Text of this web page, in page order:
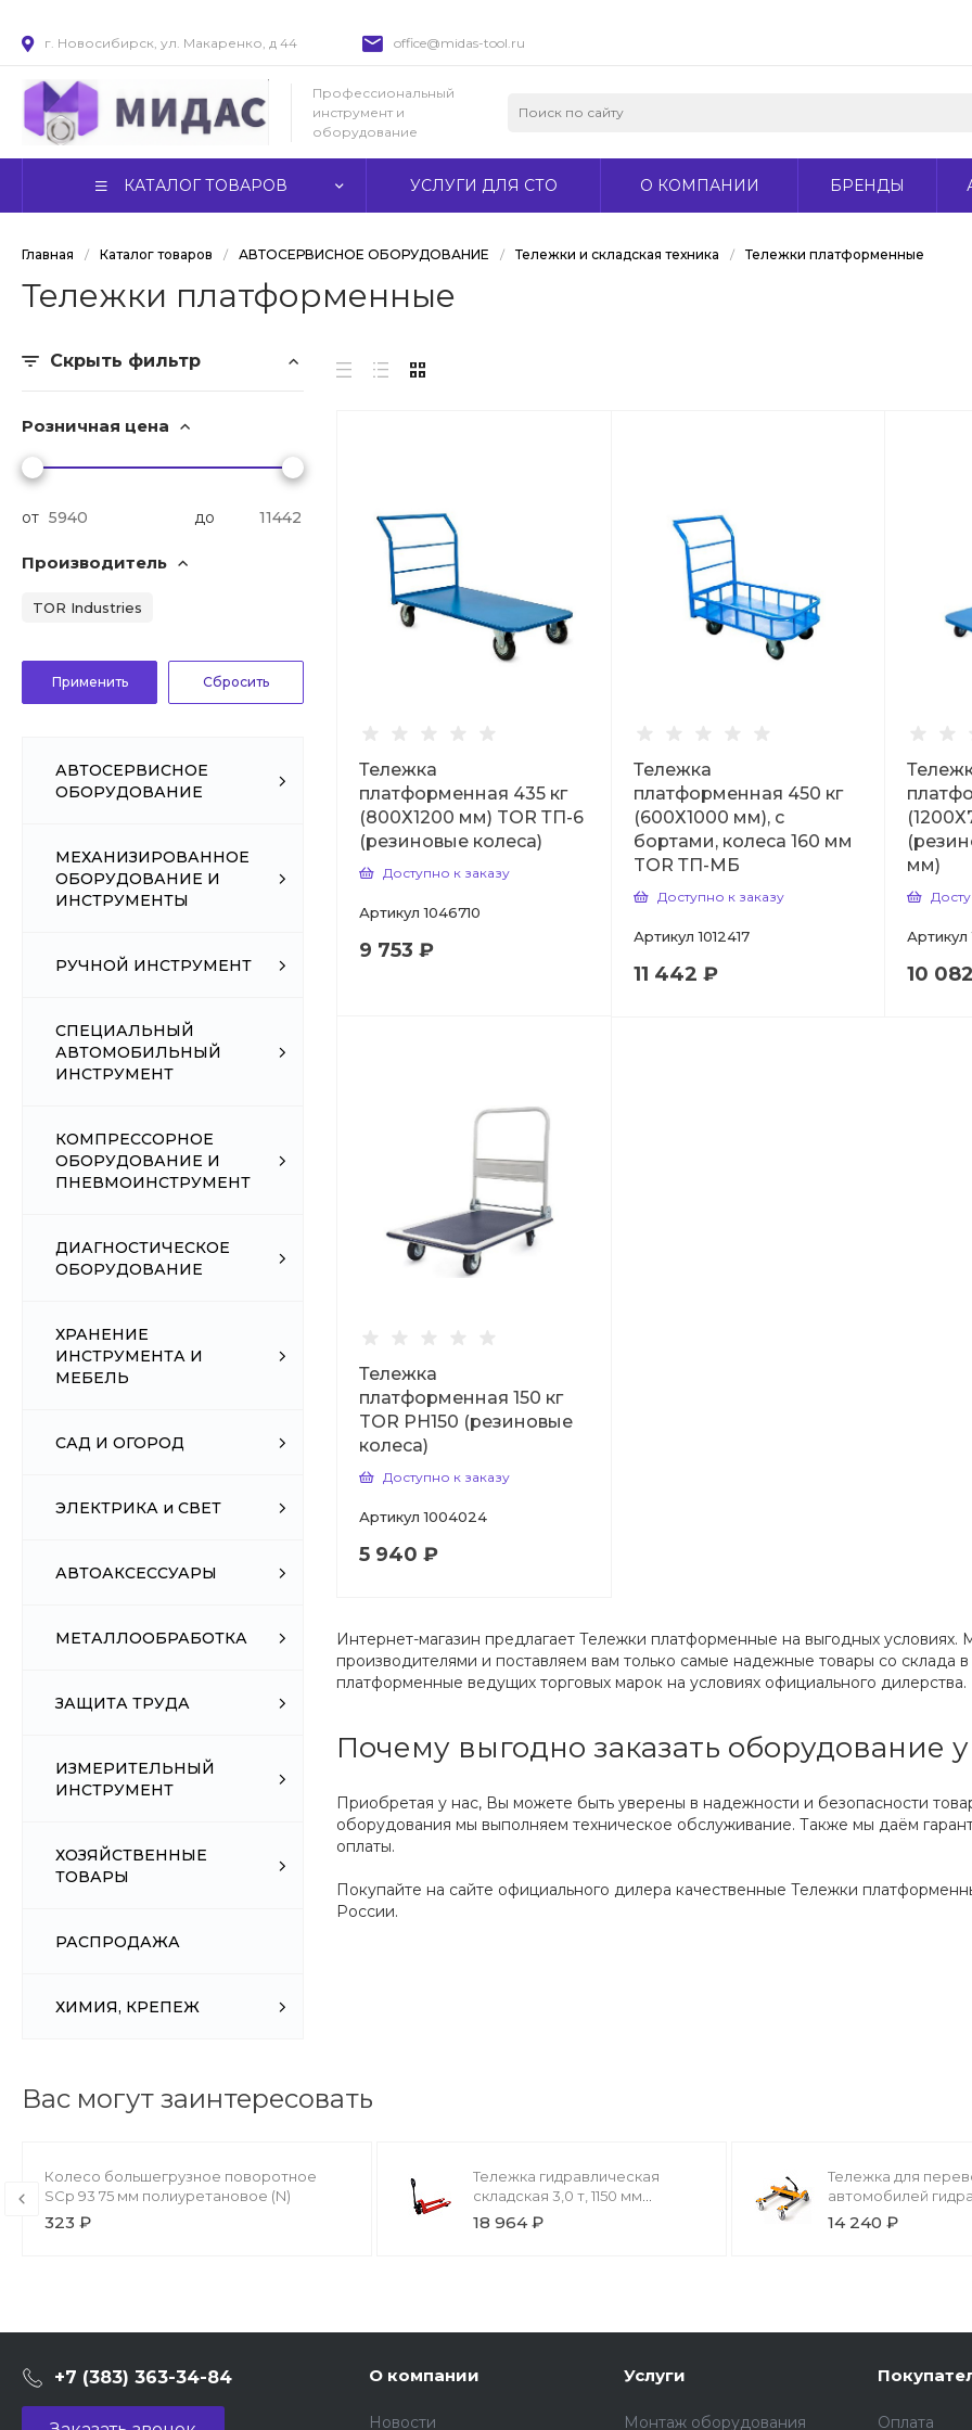
г. Новосибирск, ул. Макаренко, д 44 office@midas-tool.ru
Профессиональный
инструмент и
оборудование
КАТАЛОГ ТОВАРОВ УСЛУГИ ДЛЯ СТО О КОМПАНИИ БРЕНДЫ
Главная / Каталог товаров / АВТОСЕРВИСНОЕ ОБОРУДОВАНИЕ / Тележки и складская техника / Тележки платформенные
Тележки платформенные
Скрыть фильтр
Розничная цена
от до
Производитель
TOR Industries
АВТОСЕРВИСНОЕ
ОБОРУДОВАНИЕ
МЕХАНИЗИРОВАННОЕ
ОБОРУДОВАНИЕ И
ИНСТРУМЕНТЫ
РУЧНОЙ ИНСТРУМЕНТ
СПЕЦИАЛЬНЫЙ
АВТОМОБИЛЬНЫЙ
ИНСТРУМЕНТ
КОМПРЕССОРНОЕ
ОБОРУДОВАНИЕ И
ПНЕВМОИНСТРУМЕНТ
ДИАГНОСТИЧЕСКОЕ
ОБОРУДОВАНИЕ
ХРАНЕНИЕ
ИНСТРУМЕНТА И
МЕБЕЛЬ
САД И ОГОРОД
ЭЛЕКТРИКА и СВЕТ
АВТОАКСЕССУАРЫ
МЕТАЛЛООБРАБОТКА
ЗАЩИТА ТРУДА
ИЗМЕРИТЕЛЬНЫЙ
ИНСТРУМЕНТ
ХОЗЯЙСТВЕННЫЕ
ТОВАРЫ
РАСПРОДАЖА
ХИМИЯ, КРЕПЕЖ
Тележка
платформенная 435 кг
(800Х1200 мм) TOR ТП-6
(резиновые колеса)
Доступно к заказу
Артикул 1046710
9 753 ₽
Тележка
платформенная 450 кг
(600Х1000 мм), с
бортами, колеса 160 мм
TOR ТП-МБ
Доступно к заказу
Артикул 1012417
11 442 ₽
мм)
Артикул
10
Тележка
платформенная 150 кг
TOR PH150 (резиновые
колеса)
Доступно к заказу
Артикул 1004024
5 940 ₽
Интернет-магазин предлагает Тележки платформенные на выгодных
производителями и поставляем вам только самые надежные товары со
платформенные ведущих торговых марок на условиях официального дилерства.
Почему выгодно заказать оборудование
Приобретая у нас, Вы можете быть уверены в надежности и безопасности
оборудования мы выполняем техническое обслуживание. Также мы даём
оплаты.
Покупайте на сайте официального дилера качественные Тележки
России.
Вас могут заинтересовать
Колесо большегрузное поворотное
SCp 93 75 мм полиуретановое (N)
323 ₽
Тележка гидравлическая
складская 3,0 т, 1150 мм
(полиуретановые колеса) TOR
18 964 ₽
Тележка для
автомобилей
680 кг RUNTEC
14 240 ₽
+7 (383) 363-34-84 О компании
Новости
Услуги
Монтаж оборудования Оплата